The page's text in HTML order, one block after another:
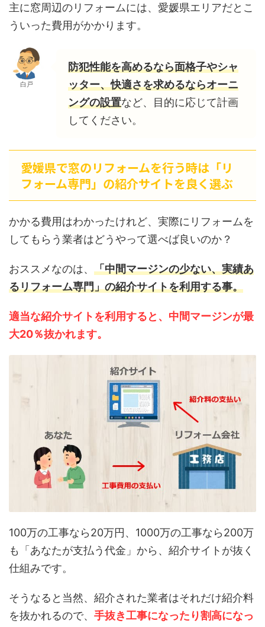
主に窓周辺のリフォームには、愛媛県エリアだとこ
ういった費用がかかります。
白戸
防犯性能を高めるなら面格子やシャ
ッター、快適さを求めるならオーニ
ングの設置など、目的に応じて計画
してください。
愛媛県で窓のリフォームを行う時は「リ
フォーム専門」の紹介サイトを良く選ぶ
かかる費用はわかったけれど、実際にリフォームを
してもらう業者はどうやって選べば良いのか？
おススメなのは、 「中間マージンの少ない、実績あ
るリフォーム専門」の紹介サイトを利用する事。
適当な紹介サイトを利用すると、中間マージンが最
大20％抜かれます。
100万の工事なら20万円、1000万の工事なら200万
も「あなたが支払う代金」から、紹介サイトが抜く
仕組みです。
そうなると当然、紹介された業者はそれだけ紹介料
を抜かれるので、 手抜き工事になったり割高になっ